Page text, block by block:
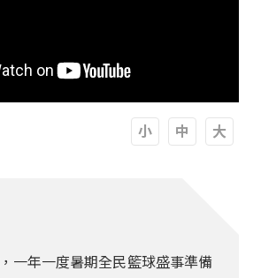
一年一度暑期全民籃球盛事準備